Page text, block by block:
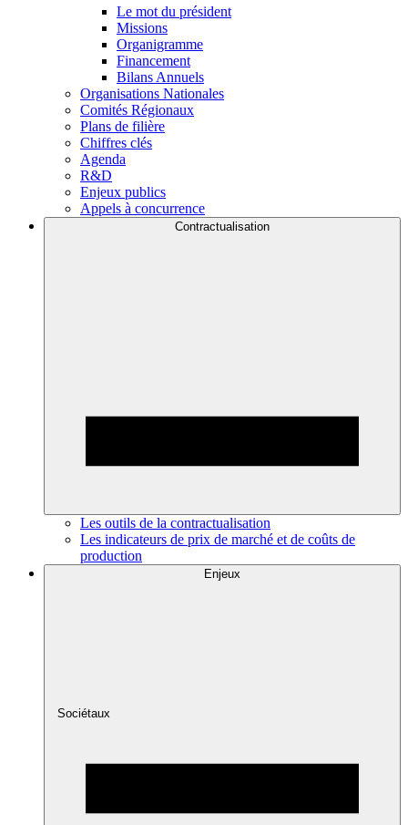
Le mot du président
Missions
Organigramme
Financement
Bilans Annuels
Organisations Nationales
Comités Régionaux
Plans de filière
Chiffres clés
Agenda
R&D
Enjeux publics
Appels à concurrence
Contractualisation
Les outils de la contractualisation
Les indicateurs de prix de marché et de coûts de
production
Enjeux
Sociétaux